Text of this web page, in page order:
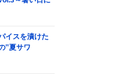
イスを漬けた
‟夏サワ